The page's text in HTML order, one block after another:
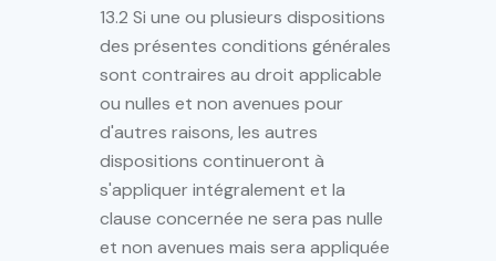
13.2 Si une ou plusieurs dispositions
des présentes conditions générales
sont contraires au droit applicable
ou nulles et non avenues pour
d'autres raisons, les autres
dispositions continueront à
s'appliquer intégralement et la
clause concernée ne sera pas nulle
et non avenues mais sera appliquée